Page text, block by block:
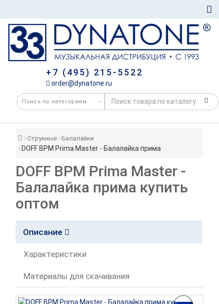
+7 (495) 215-5522
order@dynatone.ru
Струнные Балалайки
DOFF BPM Prima Master - Балалайка прима
DOFF BPM Prima Master -
Балалайка прима купить
оптом
Описание
Характеристики
Материалы для скачивания